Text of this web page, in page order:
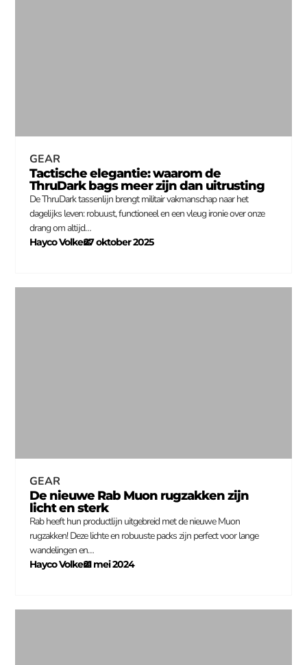
GEAR
Tactische elegantie: waarom de
ThruDark bags meer zijn dan uitrusting
De ThruDark tassenlijn brengt militair vakmanschap naar het
dagelijks leven: robuust, functioneel en een vleug ironie over onze
drang om altijd…
Hayco Volkers
–
27 oktober 2025
GEAR
De nieuwe Rab Muon rugzakken zijn
licht en sterk
Rab heeft hun productlijn uitgebreid met de nieuwe Muon
rugzakken! Deze lichte en robuuste packs zijn perfect voor lange
wandelingen en…
Hayco Volkers
–
21 mei 2024